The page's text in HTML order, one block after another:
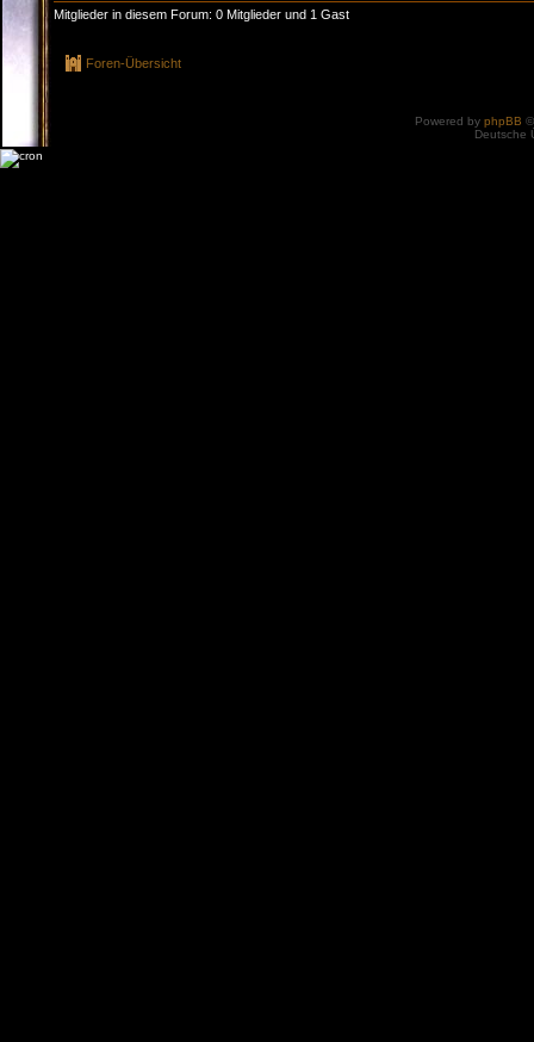
Mitglieder in diesem Forum: 0 Mitglieder und 1 Gast
Foren-Übersicht
Powered by phpBB
Deutsche